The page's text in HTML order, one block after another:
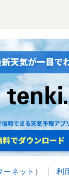
ネット ） 利